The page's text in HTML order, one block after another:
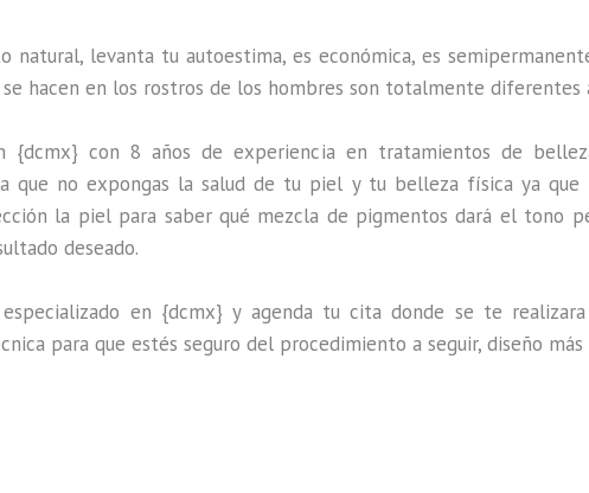
natural, levanta tu autoestima, es económica, es
se hacen en los rostros de los hombres son totalmente diferentes
{dcmx} con 8 años de experiencia en tratamientos de
que no expongas la salud de tu piel y tu belleza física ya
la piel para saber qué mezcla de pigmentos dará el tono
deseado.
en {dcmx} y agenda tu cita donde se te
para que estés seguro del procedimiento a seguir, diseño más